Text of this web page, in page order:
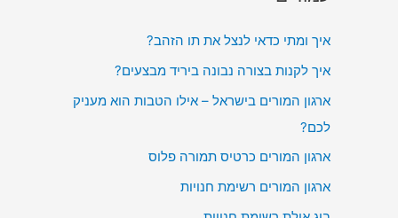
איך ומתי כדאי לנצל את תו הזהב?
איך לקנות בצורה נבונה ביריד מבצעים?
ארגון המורים בישראל – אילו הטבות הוא מעניק
לכם?
ארגון המורים כרטיס תמורה פלוס
ארגון המורים רשימת חנויות